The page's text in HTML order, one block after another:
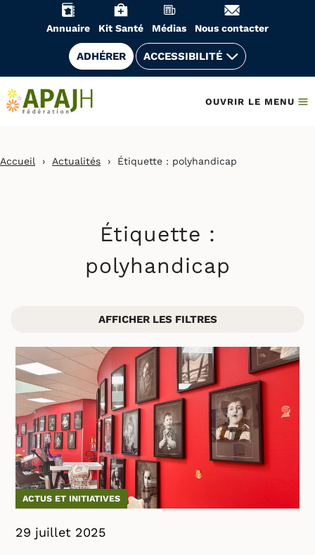
Annuaire Kit Santé Médias Nous contacter
ADHÉRER ACCESSIBILITÉ
OUVRIR LE MENU
Accueil › Actualités › Étiquette : polyhandicap
Étiquette :
polyhandicap
AFFICHER LES FILTRES
ACTUS ET INITIATIVES
29 juillet 2025